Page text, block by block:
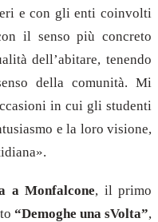
e con gli enti coinvolti
il senso più concreto
dell’abitare, tenendo
della comunità. Mi
in cui gli studenti
e la loro visione,
a Monfalcone, il primo
“Demoghe una sVolta”,